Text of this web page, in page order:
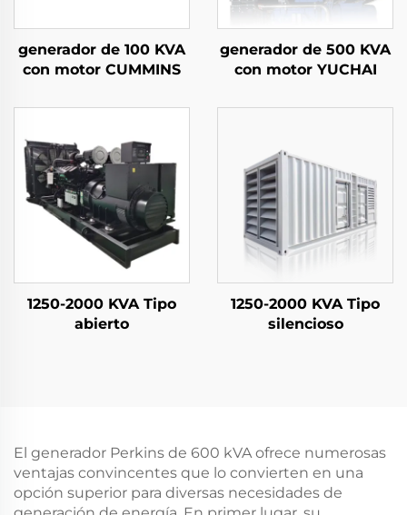
generador de 100 KVA
con motor CUMMINS
generador de 500 KVA
con motor YUCHAI
1250-2000 KVA Tipo
abierto
1250-2000 KVA Tipo
silencioso
El generador Perkins de 600 kVA ofrece numerosas
ventajas convincentes que lo convierten en una
opción superior para diversas necesidades de